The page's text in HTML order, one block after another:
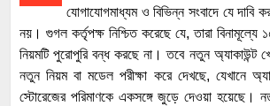
যোগাযোগমাধ্যম ও বিভিন্ন সংবাদে যে দাবি
নয়। গুগল কর্তৃপক্ষ নিশ্চিত করেছে যে, তারা বিনামূল্যে
নিয়মটি পুরোপুরি বন্ধ করছে না। তবে নতুন অ্যাকাউন্ট
নতুন নিয়ম বা মডেল পরীক্ষা করে দেখছে, যেখানে
স্টোরেজের পরিমাণকে একসঙ্গে জুড়ে দেওয়া হয়েছে।